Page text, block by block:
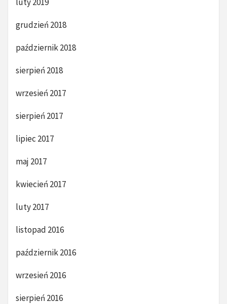
grudzień 2018
październik 2018
sierpień 2018
wrzesień 2017
sierpień 2017
lipiec 2017
maj 2017
kwiecień 2017
luty 2017
listopad 2016
październik 2016
wrzesień 2016
sierpień 2016